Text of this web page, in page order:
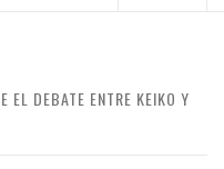
EL DEBATE ENTRE KEIKO Y